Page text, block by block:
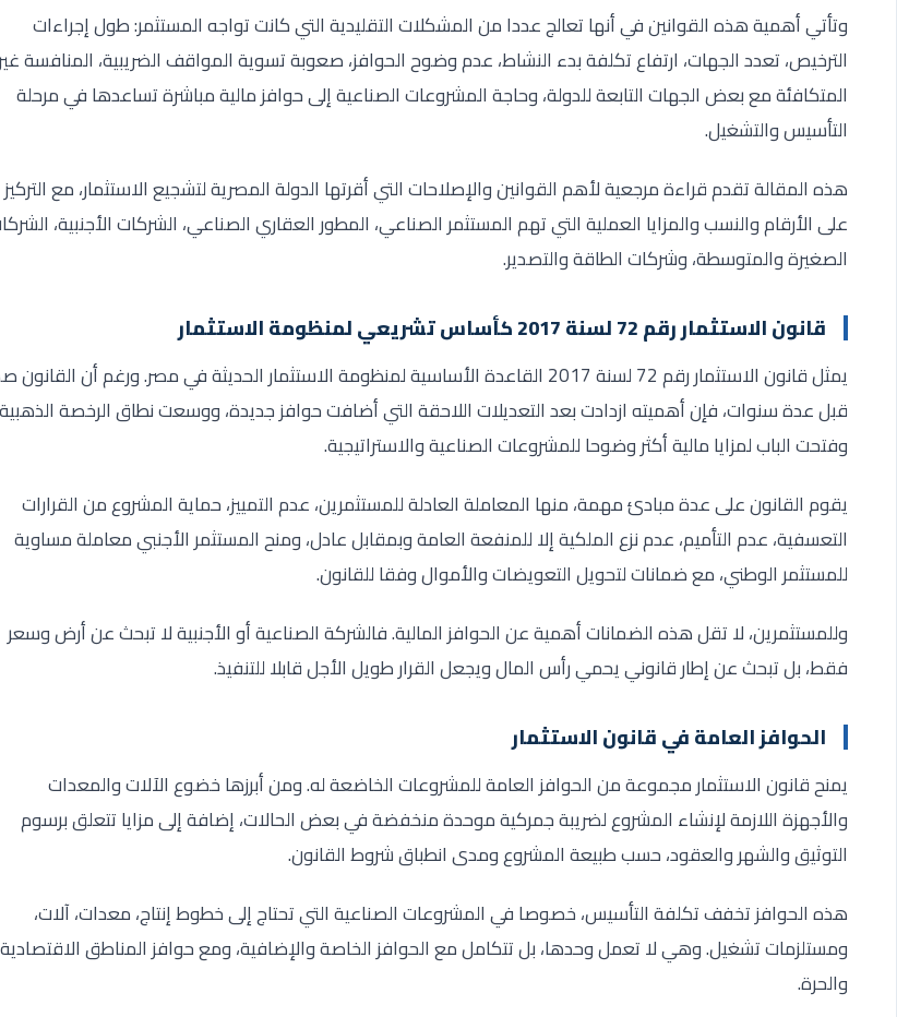
وتأتي أهمية هذه القوانين في أنها تعالج عددا من المشكلات التقليدية التي كانت تواجه المستثمر: طول إجراءات
الترخيص، تعدد الجهات، ارتفاع تكلفة بدء النشاط، عدم وضوح الحوافز، صعوبة تسوية المواقف الضريبية، المنافسة
المتكافئة مع بعض الجهات التابعة للدولة، وحاجة المشروعات الصناعية إلى حوافز مالية مباشرة تساعدها في مرحلة
التأسيس والتشغيل.
هذه المقالة تقدم قراءة مرجعية لأهم القوانين والإصلاحات التي أقرتها الدولة المصرية لتشجيع الاستثمار، مع التركيز
على الأرقام والنسب والمزايا العملية التي تهم المستثمر الصناعي، المطور العقاري الصناعي، الشركات الأجنبية،
الصغيرة والمتوسطة، وشركات الطاقة والتصدير.
قانون الاستثمار رقم 72 لسنة 2017 كأساس تشريعي لمنظومة الاستثمار
يمثل قانون الاستثمار رقم 72 لسنة 2017 القاعدة الأساسية لمنظومة الاستثمار الحديثة في مصر. ورغم أن القانون
قبل عدة سنوات، فإن أهميته ازدادت بعد التعديلات اللاحقة التي أضافت حوافز جديدة، ووسعت نطاق الرخصة
وفتحت الباب لمزايا مالية أكثر وضوحا للمشروعات الصناعية والاستراتيجية.
يقوم القانون على عدة مبادئ مهمة، منها المعاملة العادلة للمستثمرين، عدم التمييز، حماية المشروع من القرارات
التعسفية، عدم التأميم، عدم نزع الملكية إلا للمنفعة العامة وبمقابل عادل، ومنح المستثمر الأجنبي معاملة مساوية
للمستثمر الوطني، مع ضمانات لتحويل التعويضات والأموال وفقا للقانون.
وللمستثمرين، لا تقل هذه الضمانات أهمية عن الحوافز المالية. فالشركة الصناعية أو الأجنبية لا تبحث عن أرض وسعر
فقط، بل تبحث عن إطار قانوني يحمي رأس المال ويجعل القرار طويل الأجل قابلا للتنفيذ.
الحوافز العامة في قانون الاستثمار
يمنح قانون الاستثمار مجموعة من الحوافز العامة للمشروعات الخاضعة له. ومن أبرزها خضوع الآلات والمعدات
والأجهزة اللازمة لإنشاء المشروع لضريبة جمركية موحدة منخفضة في بعض الحالات، إضافة إلى مزايا تتعلق برسوم
التوثيق والشهر والعقود، حسب طبيعة المشروع ومدى انطباق شروط القانون.
هذه الحوافز تخفف تكلفة التأسيس، خصوصا في المشروعات الصناعية التي تحتاج إلى خطوط إنتاج، معدات، آلات،
ومستلزمات تشغيل. وهي لا تعمل وحدها، بل تتكامل مع الحوافز الخاصة والإضافية، ومع حوافز المناطق الاقتصادية
والحرة.